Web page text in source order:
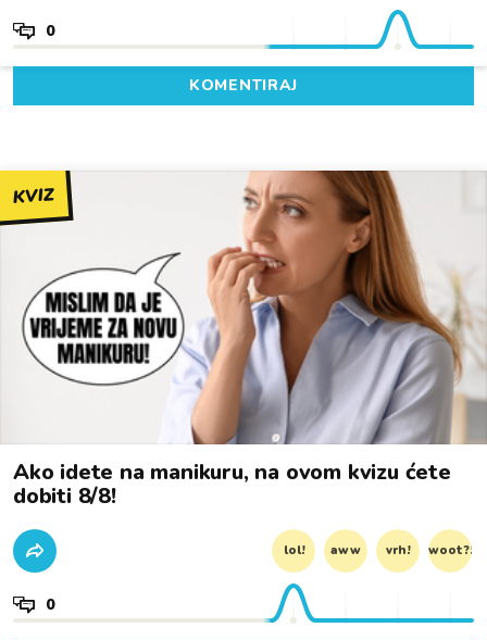
0
KOMENTIRAJ
KVIZ
Ako idete na manikuru, na ovom kvizu ćete
dobiti 8/8!
lol! aww vrh! woot?!
0